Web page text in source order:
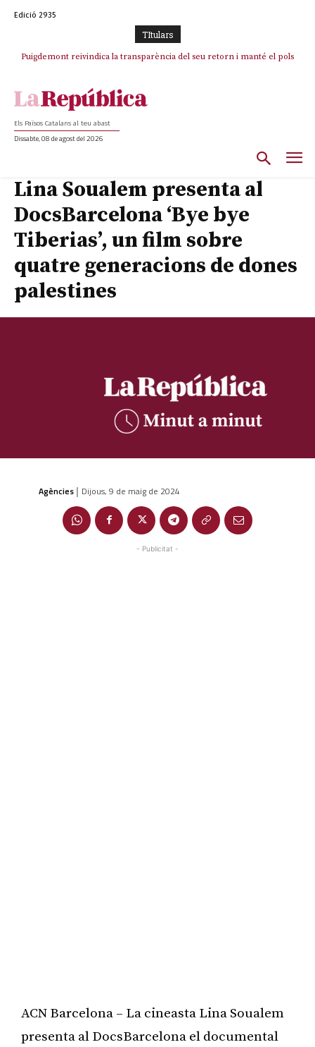
Edició 2935
TItulars
Puigdemont reivindica la transparència del seu retorn i manté el pols
Els Països Catalans al teu abast
Dissabte, 08 de agost del 2026
Lina Soualem presenta al
DocsBarcelona ‘Bye bye
Tiberias’, un film sobre
quatre generacions de dones
palestines
Agències | Dijous, 9 de maig de 2024
- Publicitat -
ACN Barcelona – La cineasta Lina Soualem
presenta al DocsBarcelona el documental